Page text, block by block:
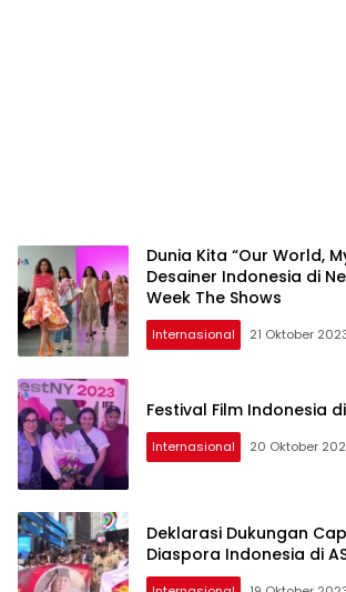
Dunia Kita “Our World,
Desainer Indonesia di
Week The Shows
Internasional 21 Oktober
Festival Film Indonesia
Internasional 20 Oktober
Deklarasi Dukungan
Diaspora Indonesia di